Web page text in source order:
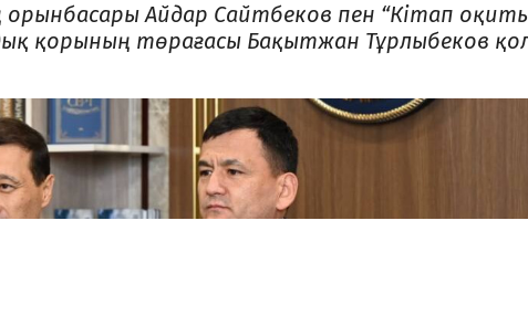
орынбасары Айдар Сайтбеков пен “Кітап
қорының төрағасы Бақытжан Тұрлыбеков